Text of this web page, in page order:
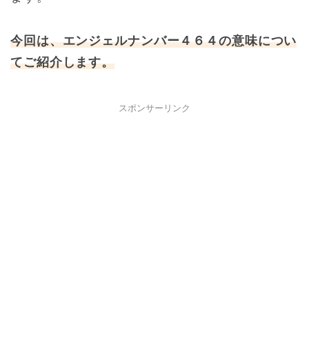
今回は、エンジェルナンバー４６４の意味につい
てご紹介します。
スポンサーリンク